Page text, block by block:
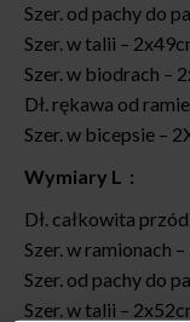
Szer. od pachy do
Szer. w talii –
Szer. w biodrach –
Dł. rękawa od
Szer. w bicepsie –
Wymiary L :
Dł. całkowita
Szer. w ramionach
Szer. od pachy do
Szer. w talii –